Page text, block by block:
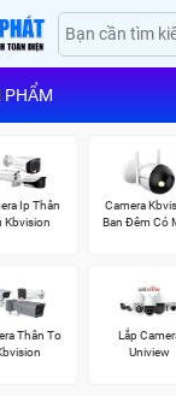
PHẨM
Ip Thân
Kbvision
Camera
Ban Đêm Có
Thân To
Lắp
Uniview